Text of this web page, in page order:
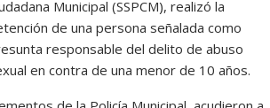
Municipal (SSPCM), realizó la
de una persona señalada como
responsable del delito de abuso
en contra de una menor de 10 años.